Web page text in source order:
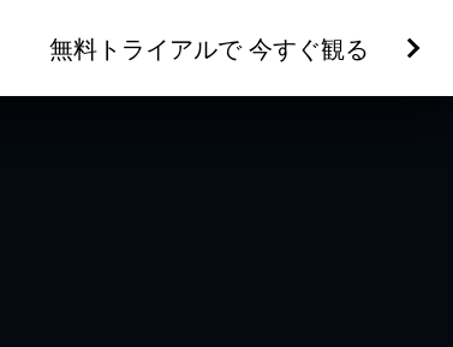
無料トライアルで 今すぐ観る